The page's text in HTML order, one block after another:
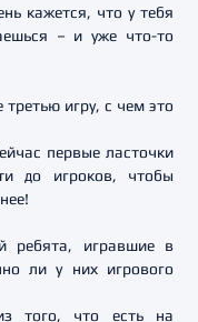
кажется, что у тебя
– и уже что-то
игру, с чем это
первые ласточки
до игроков, чтобы
ребята, игравшие в
ли у них игрового
того, что есть на